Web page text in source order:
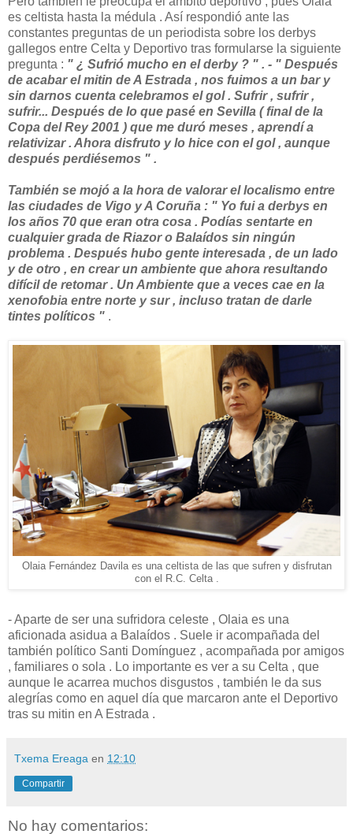
es celtista hasta la médula . Así respondió ante las
constantes preguntas de un periodista sobre los derbys
gallegos entre Celta y Deportivo tras formularse la siguiente
pregunta : " ¿ Sufrió mucho en el derby ? " . - " Después
de acabar el mitin de A Estrada , nos fuimos a un bar y
sin darnos cuenta celebramos el gol . Sufrir , sufrir ,
sufrir... Después de lo que pasé en Sevilla ( final de la
Copa del Rey 2001 ) que me duró meses , aprendí a
relativizar . Ahora disfruto y lo hice con el gol , aunque
después perdiésemos " .
También se mojó a la hora de valorar el localismo entre
las ciudades de Vigo y A Coruña : " Yo fui a derbys en
los años 70 que eran otra cosa . Podías sentarte en
cualquier grada de Riazor o Balaídos sin ningún
problema . Después hubo gente interesada , de un lado
y de otro , en crear un ambiente que ahora resultando
difícil de retomar . Un Ambiente que a veces cae en la
xenofobia entre norte y sur , incluso tratan de darle
tintes políticos " .
Olaia Fernández Davila es una celtista de las que sufren y disfrutan
con el R.C. Celta .
- Aparte de ser una sufridora celeste , Olaia es una
aficionada asidua a Balaídos . Suele ir acompañada del
también político Santi Domínguez , acompañada por amigos
, familiares o sola . Lo importante es ver a su Celta , que
aunque le acarrea muchos disgustos , también le da sus
alegrías como en aquel día que marcaron ante el Deportivo
tras su mitin en A Estrada .
Txema Ereaga en 12:10
Compartir
No hay comentarios: